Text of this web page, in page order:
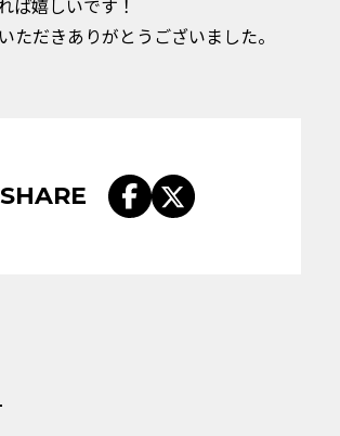
ば嬉しいです！
ただきありがとうございました。
SHARE